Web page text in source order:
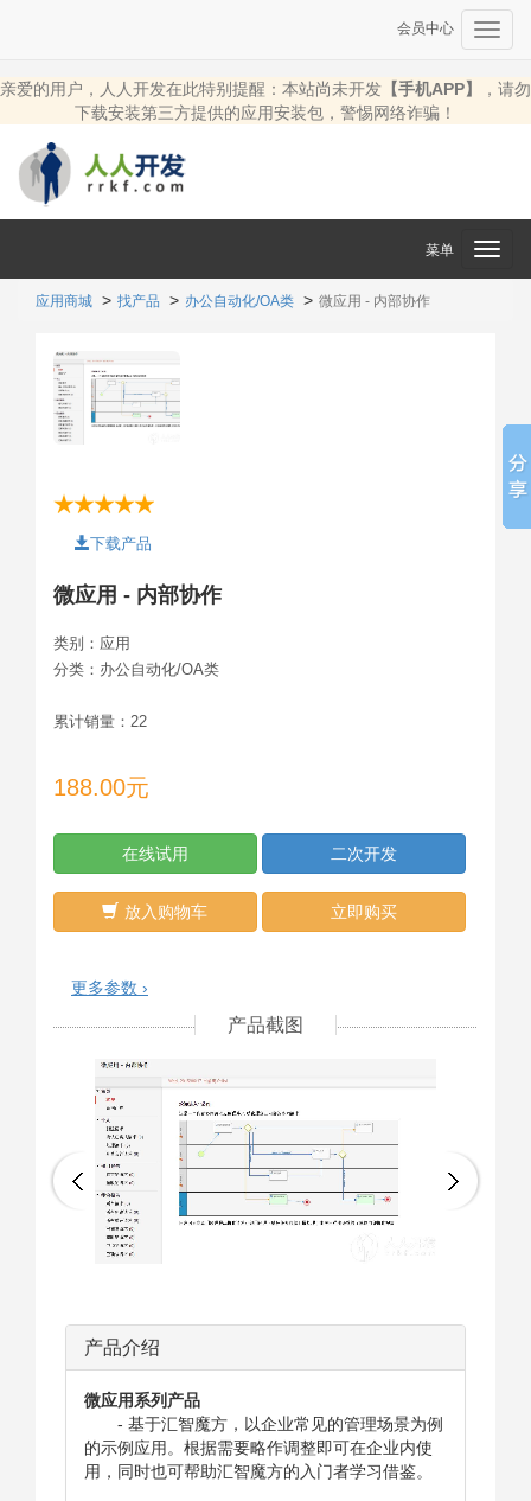
会员中心
亲爱的用户，人人开发在此特别提醒：本站尚未开发 【手机APP】
，请勿
下载安装第三方提供的应用安装包，警惕网络诈骗！
菜单
应用商城 找产品 办公自动化/OA类 微应用 - 内部协作
下载产品
微应用 - 内部协作
类别： 应用
分类： 办公自动化/OA类
累计销量： 22
188.00元
在线试用 二次开发
放入购物车 立即购买
更多参数 ›
产品截图
产品介绍
微应用系列产品
- 基于汇智魔方，以企业常见的管理场景为例
的示例应用。根据需要略作调整即可在企业内使
用，同时也可帮助汇智魔方的入门者学习借鉴。